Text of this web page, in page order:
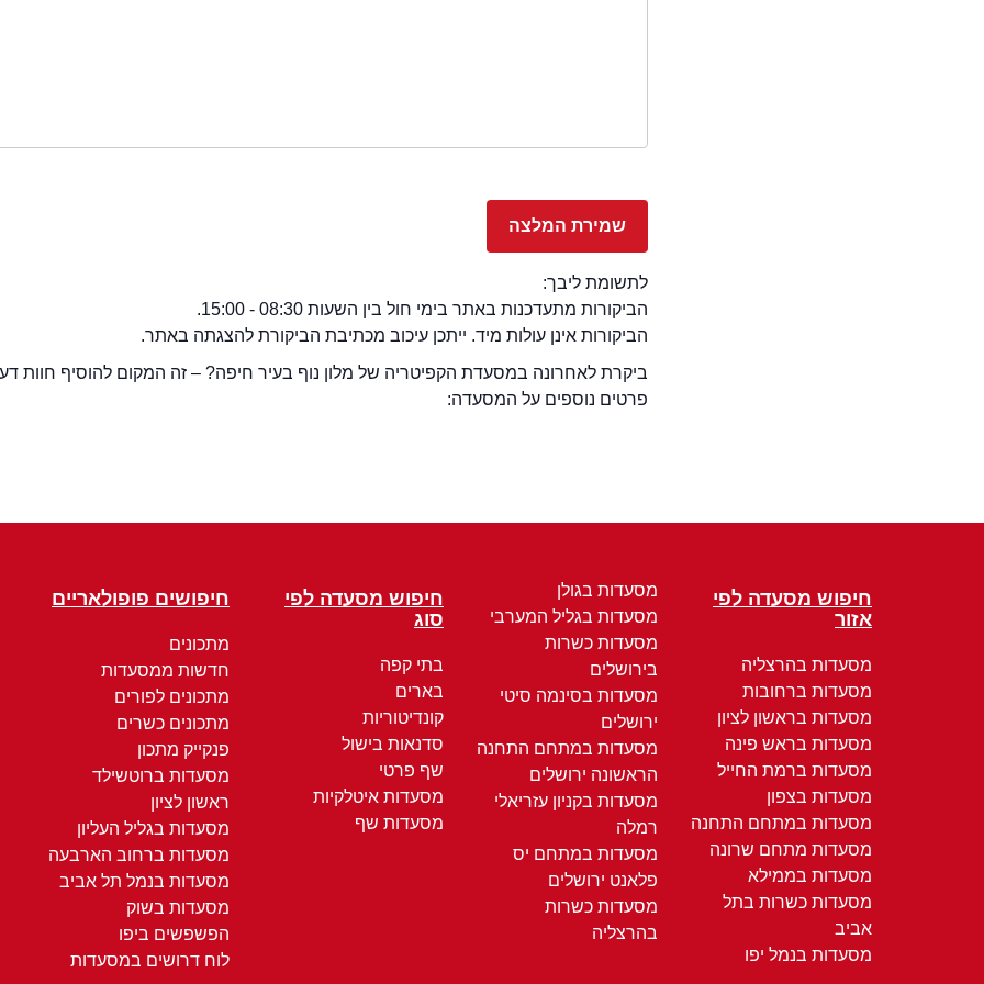
לתשומת ליבך:
הביקורות מתעדכנות באתר בימי חול בין השעות 08:30 - 15:00.
הביקורות אינן עולות מיד. ייתכן עיכוב מכתיבת הביקורת להצגתה באתר.
ביקרת לאחרונה במסעדת הקפיטריה של מלון נוף בעיר חיפה? – זה המקום להוסיף חוות
פרטים נוספים על המסעדה:
חיפוש מסעדה לפי
אזור
מסעדות בהרצליה
מסעדות ברחובות
מסעדות בראשון לציון
מסעדות בראש פינה
מסעדות ברמת החייל
מסעדות בצפון
מסעדות במתחם התחנה
מסעדות מתחם שרונה
מסעדות בממילא
מסעדות כשרות בתל
אביב
מסעדות בנמל יפו
מסעדות בגולן
מסעדות בגליל המערבי
מסעדות כשרות
בירושלים
מסעדות בסינמה סיטי
ירושלים
מסעדות במתחם התחנה
הראשונה ירושלים
מסעדות בקניון עזריאלי
רמלה
מסעדות במתחם יס
פלאנט ירושלים
מסעדות כשרות
בהרצליה
חיפוש מסעדה לפי
סוג
בתי קפה
בארים
קונדיטוריות
סדנאות בישול
שף פרטי
מסעדות איטלקיות
מסעדות שף
חיפושים פופולאריים
מתכונים
חדשות ממסעדות
מתכונים לפורים
מתכונים כשרים
פנקייק מתכון
מסעדות ברוטשילד
ראשון לציון
מסעדות בגליל העליון
מסעדות ברחוב הארבעה
מסעדות בנמל תל אביב
מסעדות בשוק
הפשפשים ביפו
לוח דרושים במסעדות